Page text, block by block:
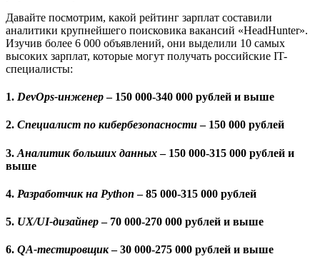
Давайте посмотрим, какой рейтинг зарплат составили
аналитики крупнейшего поисковика вакансий «HeadHunter».
Изучив более 6 000 объявлений, они выделили 10 самых
высоких зарплат, которые могут получать российские IT-
специалисты:
1. DevOps-инженер– 150 000-340 000 рублей и выше
2. Специалист по кибербезопасности– 150 000 рублей
3. Аналитик больших данных– 150 000-315 000 рублей и
выше
4. Разработчик на Python – 85 000-315 000 рублей
5. UX/UI-дизайнер– 70 000-270 000 рублей и выше
6. QA-тестировщик– 30 000-275 000 рублей и выше